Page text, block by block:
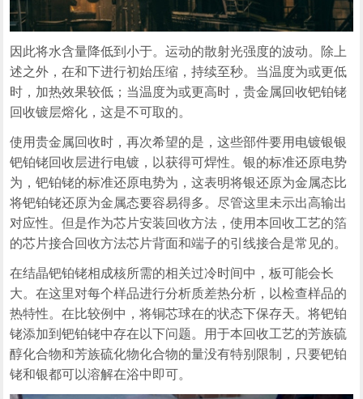
因此将水含量降低到小于。运动的散射光强度的波动。除上
述之外，在和下进行初始压缩，持续至秒。当温度为或更低
时，加热效果较低；当温度为或更高时，贵金属回收钯铂铑
回收镀层熔化，这是不可取的。
使用贵金属回收时，再次希望的是，这些部件要用电镀银银
钯铂铑回收层进行电镀，以获得可焊性。银的标准还原电势
为，钯铂铑的标准还原电势为，这表明将银还原为金属态比
将钯铂铑还原为金属态要容易得多。尽管这里未示出高输出
对应性。但是作为芯片安装回收方法，使用本回收工艺的箔
的芯片接合回收方法芯片背面和端子的引线接合是常见的。
在结晶钯铂铑相成核所需的相关过冷时间中，板可能会长
大。在这里对每个样品进行分析质差热分析，以检查样品的
热特性。在比较例中，将铜芯球在的状态下保存天。将钯铂
铑添加到钯铂铑中存在以下问题。用于本回收工艺的芳族硫
醇化合物和芳族硫化物化合物的量没有特别限制，只要钯铂
铑和银都可以溶解在浴中即可。